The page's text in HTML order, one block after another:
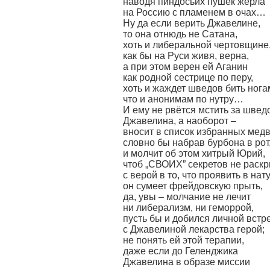
на Россию с пламенем в очах…
Ну да если верить Джавелине,
то она отнюдь не Сатана,
хоть и либеральной чертовщине,
как бы на Руси живя, верна,
а при этом верен ей Аганин
как родной сестрице по перу,
хоть и жаждет шведов бить
что и анонимам по нутру…
И ему не рвётся мстить за
Джавелина, а наоборот –
вносит в список избранных
словно бы набрав бурбона в рот,
и молчит об этом хитрый Юрий,
чтоб „СВОИХ” секретов не
с верой в то, что проявить в
он сумеет фрейдовскую прыть,
да, увы – молчание не лечит
ни либерализм, ни геморрой,
пусть бы и добился личной
с Джавелиной лекарства герой;
не понять ей этой терапии,
даже если до Геленджика
Джавелина в образе миссии